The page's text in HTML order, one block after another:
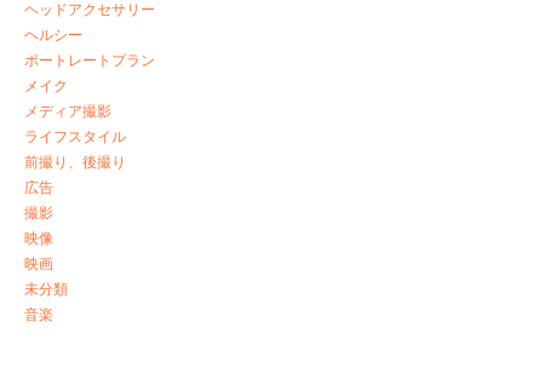
ヘッドアクセサリー
ヘルシー
ポートレートプラン
メイク
メディア撮影
ライフスタイル
前撮り、後撮り
広告
撮影
映像
映画
未分類
音楽